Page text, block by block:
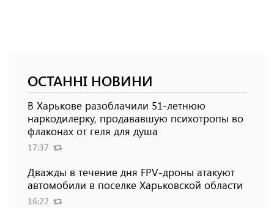
ОСТАННІ НОВИНИ
В Харькове разоблачили 51-летнюю
наркодилерку, продававшую психотропы во
флаконах от геля для душа
17:37
Дважды в течение дня FPV-дроны атакуют
автомобили в поселке Харьковской области
16:22